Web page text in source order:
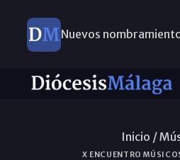
Nuevos
Inicio /
X ENCUENTRO